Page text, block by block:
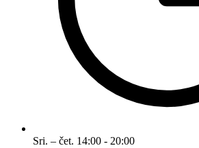
Sri. – čet. 14:00 - 20:00